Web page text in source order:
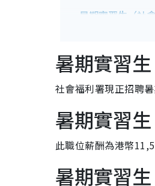
暑期實習生（社
暑期實習
社會福利署現正招聘
暑期實習
此職位薪酬為港幣
暑期實習